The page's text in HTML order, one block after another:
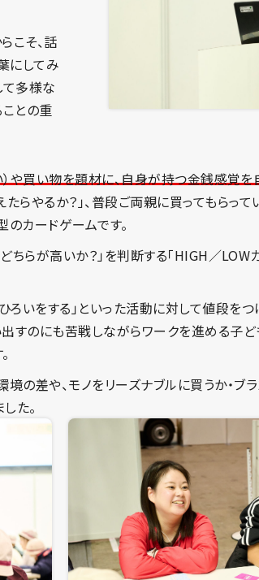
こそ、話
にしてみ
て多様な
との重
や買い物を題材に、自身が持つ金銭感覚を
らやるか？」、普段ご両親に買ってもらって
カードゲームです。
ちらが高いか？」を判断する「HIGH／
ろいをする」といった活動に対して値段を
出すのにも苦戦しながらワークを進める子
の差や、モノをリーズナブルに買うか・ブ
た。